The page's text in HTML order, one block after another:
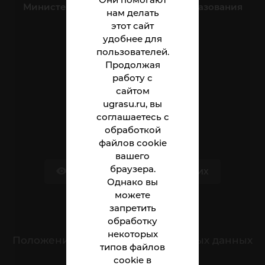
нам делать
этот сайт
удобнее для
пользователей.
Продолжая
работу с
сайтом
ugrasu.ru, вы
соглашаетесь с
обработкой
файлов cookie
вашего
браузера.
Однако вы
можете
запретить
обработку
некоторых
типов файлов
cookie в
Министерство науки и высшего образования
Российской Федерации
Институт
Абитуриенту
Студенту
Сотруднику
Версия для слабовидящих
Обращения граждан
Положение о защите персональных данных